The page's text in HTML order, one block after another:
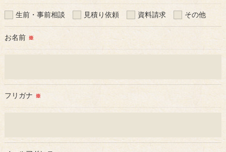
当社では、利用目的の達成に必要な範囲において、個人情報を
これらの委託先に対しては個人情報保護契約等の措置をとり、
当社では、個人情報の漏洩等がなされないよう、適切に安全管
理対策を実施します。
をご提供できない場合がございますので予めご了承ください。
生前・事前相談 見積り依頼 資料請求 その他
お名前 ※
フリガナ ※